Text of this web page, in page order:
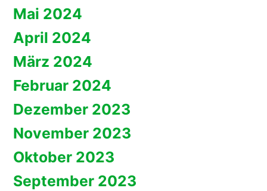
Mai 2024
April 2024
März 2024
Februar 2024
Dezember 2023
November 2023
Oktober 2023
September 2023